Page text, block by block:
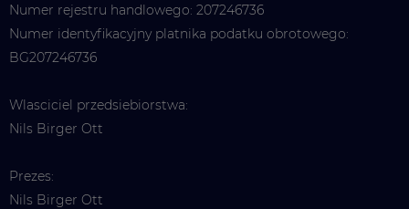
Numer rejestru handlowego: 207246736
Numer identyfikacyjny platnika podatku obrotowego:
BG207246736
Wlasciciel przedsiebiorstwa:
Nils Birger Ott
Prezes:
Nils Birger Ott